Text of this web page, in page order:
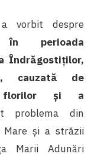
vorbit despre
în perioada
Îndrăgostiților,
cauzată de
florilor și a
problema din
Mare și a străzii
Marii Adunări